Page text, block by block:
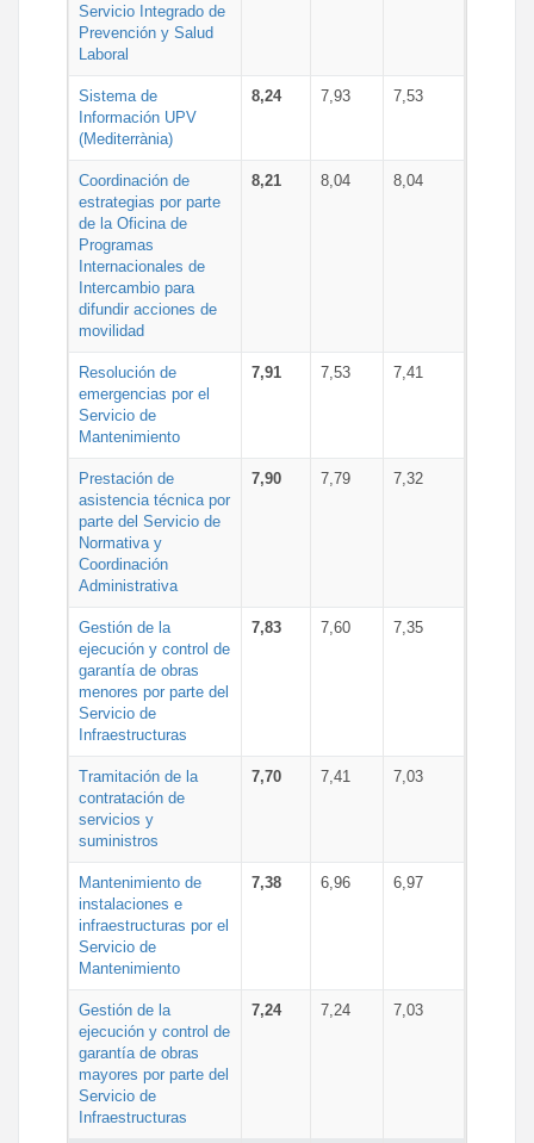
Servicio Integrado de
Prevención y Salud
Laboral
Sistema de
Información UPV
(Mediterrània)
8,24 7,93 7,53
Coordinación de
estrategias por parte
de la Oficina de
Programas
Internacionales de
Intercambio para
difundir acciones de
movilidad
8,21 8,04 8,04
Resolución de
emergencias por el
Servicio de
Mantenimiento
7,91 7,53 7,41
Prestación de
asistencia técnica por
parte del Servicio de
Normativa y
Coordinación
Administrativa
7,90 7,79 7,32
Gestión de la
ejecución y control de
garantía de obras
menores por parte del
Servicio de
Infraestructuras
7,83 7,60 7,35
Tramitación de la
contratación de
servicios y
suministros
7,70 7,41 7,03
Mantenimiento de
instalaciones e
infraestructuras por el
Servicio de
Mantenimiento
7,38 6,96 6,97
Gestión de la
ejecución y control de
garantía de obras
mayores por parte del
Servicio de
Infraestructuras
7,24 7,24 7,03